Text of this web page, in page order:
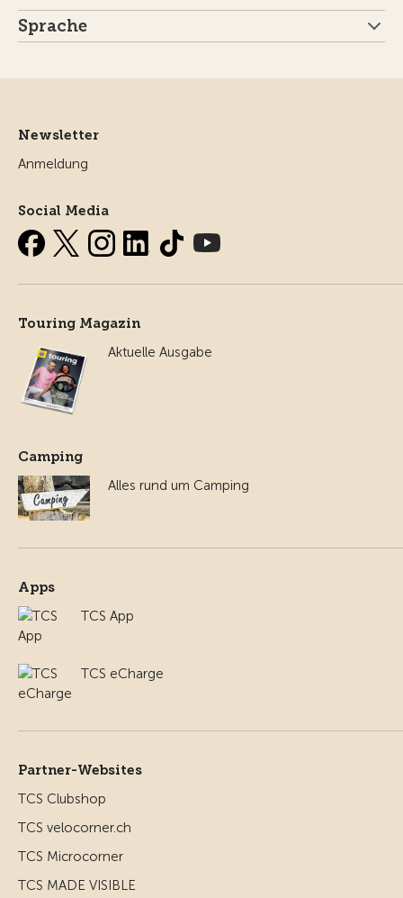
Sprache
Newsletter
Anmeldung
Social Media
Touring Magazin
Aktuelle Ausgabe
Camping
Alles rund um Camping
Apps
TCS App
TCS eCharge
Partner-Websites
TCS Clubshop
TCS velocorner.ch
TCS Microcorner
TCS MADE VISIBLE